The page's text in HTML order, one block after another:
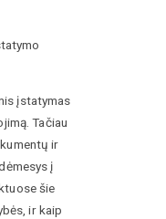
įstatymas
Tačiau
ir
į
šie
ir kaip